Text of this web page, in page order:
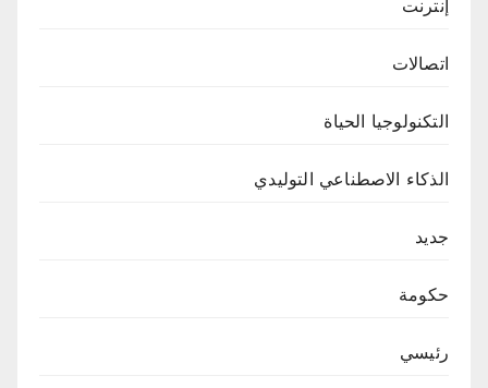
إنترنت
اتصالات
التكنولوجيا الحياة
الذكاء الاصطناعي التوليدي
جديد
حكومة
رئيسي